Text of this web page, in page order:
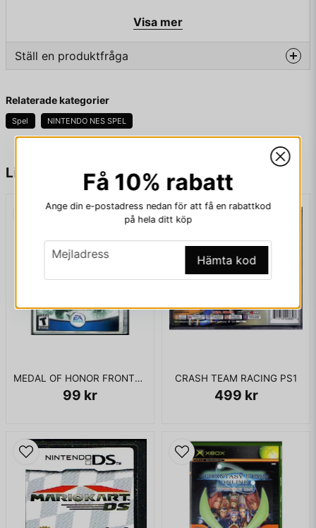
Liknande produkter
MEDAL OF HONOR FRONTLINE XBOX USA
99 kr
CRASH TEAM RACING PS1
499 kr
Går även att använda till Wii eller WiiU för att spela klassiska
Fungerar inte till gamla NES.
DETTA ÄR EN NY PRODUKT
Visa mer
Ställ en produktfråga
Fråga oss något om denna produkten...
Relaterade kategorier
Spel NINTENDO NES SPEL
Få 10% rabatt
Ange din e-postadress nedan för att få en rabattkod
på hela ditt köp
email
Mejladress Hämta kod